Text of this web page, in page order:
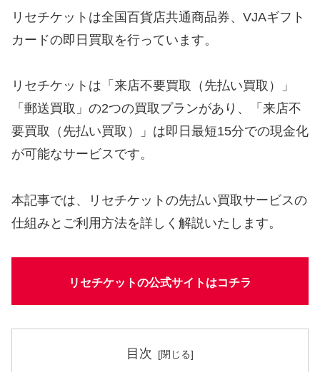
リセチケットは全国百貨店共通商品券、VJAギフト
カードの即日買取を行っています。
リセチケットは「来店不要買取（先払い買取）」
「郵送買取」の2つの買取プランがあり、「来店不
要買取（先払い買取）」は即日最短15分での現金化
が可能なサービスです。
本記事では、リセチケットの先払い買取サービスの
仕組みとご利用方法を詳しく解説いたします。
リセチケットの公式サイトはコチラ
目次